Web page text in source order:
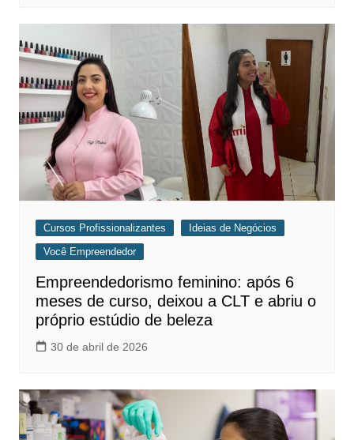
Cursos Profissionalizantes
Ideias de Negócios
Você Empreendedor
Empreendedorismo feminino: após 6
meses de curso, deixou a CLT e abriu o
próprio estúdio de beleza
30 de abril de 2026